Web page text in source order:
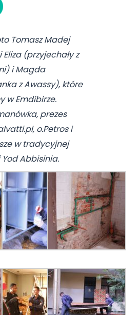
Tomasz Madej
Eliza (przyjechały z
i Magda
z Awassy), które
w Emdibirze.
prezes
o.Petros i
w tradycyjnej
Abbisinia.